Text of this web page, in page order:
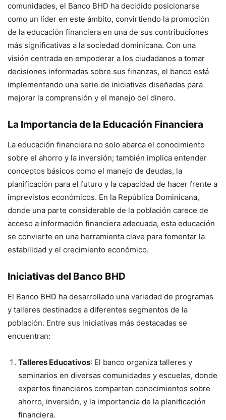
comunidades, el Banco BHD ha decidido posicionarse
como un líder en este ámbito, convirtiendo la promoción
de la educación financiera en una de sus contribuciones
más significativas a la sociedad dominicana. Con una
visión centrada en empoderar a los ciudadanos a tomar
decisiones informadas sobre sus finanzas, el banco está
implementando una serie de iniciativas diseñadas para
mejorar la comprensión y el manejo del dinero.
La Importancia de la Educación Financiera
La educación financiera no solo abarca el conocimiento
sobre el ahorro y la inversión; también implica entender
conceptos básicos como el manejo de deudas, la
planificación para el futuro y la capacidad de hacer frente a
imprevistos económicos. En la República Dominicana,
donde una parte considerable de la población carece de
acceso a información financiera adecuada, esta educación
se convierte en una herramienta clave para fomentar la
estabilidad y el crecimiento económico.
Iniciativas del Banco BHD
El Banco BHD ha desarrollado una variedad de programas
y talleres destinados a diferentes segmentos de la
población. Entre sus iniciativas más destacadas se
encuentran:
Talleres Educativos: El banco organiza talleres y
seminarios en diversas comunidades y escuelas, donde
expertos financieros comparten conocimientos sobre
ahorro, inversión, y la importancia de la planificación
financiera.